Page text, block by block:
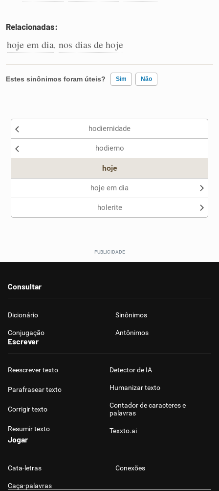
Sinônimos
Relacionadas:
hoje em dia, nos dias de hoje
Estes sinônimos foram úteis? Sim Não
Nenhum dos sinônimos apresentados me ajudou
hodiernidade
hodierno
hoje
hoje em dia
holerite
Consultar
Dicionário Sinônimos
Conjugação Antônimos
Escrever
Reescrever texto
Parafrasear texto
Corrigir texto
Resumir texto
Detector de IA
Humanizar texto
Contador de caracteres e
palavras
Texxto.ai
Jogar
Cata-letras Conexões
Caça-palavras